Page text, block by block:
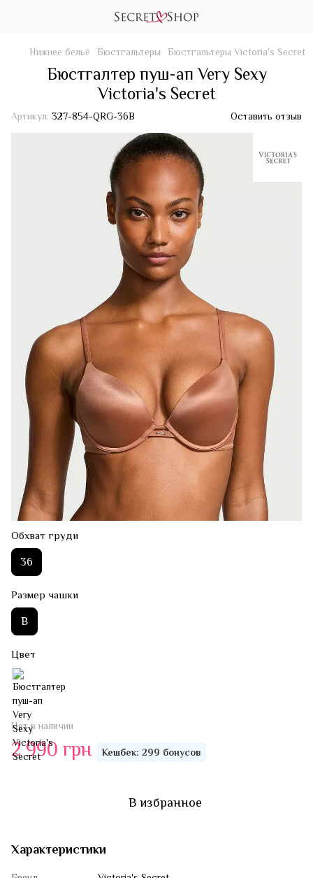
Нижнее бельё Бюстгальтеры Бюстгальтеры Victoria's Secret
Бюстгалтер пуш-ап Very Sexy
Victoria's Secret
Артикул: 327-854-QRG-36B Оставить отзыв
Обхват груди
36
Размер чашки
B
Цвет
Нет в наличии
2 990 грн Кешбек: 299 бонусов
В избранное
Характеристики